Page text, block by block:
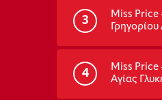
3
Miss
Γρηγορίου
4
Miss Price
Αγίας